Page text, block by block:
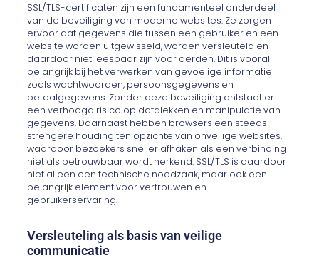
SSL/TLS-certificaten zijn een fundamenteel onderdeel
van de beveiliging van moderne websites. Ze zorgen
ervoor dat gegevens die tussen een gebruiker en een
website worden uitgewisseld, worden versleuteld en
daardoor niet leesbaar zijn voor derden. Dit is vooral
belangrijk bij het verwerken van gevoelige informatie
zoals wachtwoorden, persoonsgegevens en
betaalgegevens. Zonder deze beveiliging ontstaat er
een verhoogd risico op datalekken en manipulatie van
gegevens. Daarnaast hebben browsers een steeds
strengere houding ten opzichte van onveilige websites,
waardoor bezoekers sneller afhaken als een verbinding
niet als betrouwbaar wordt herkend. SSL/TLS is daardoor
niet alleen een technische noodzaak, maar ook een
belangrijk element voor vertrouwen en
gebruikerservaring.
Versleuteling als basis van veilige
communicatie